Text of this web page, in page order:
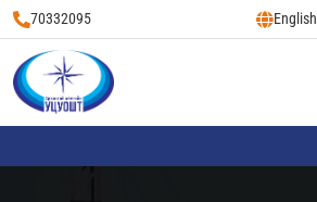
70332095 English